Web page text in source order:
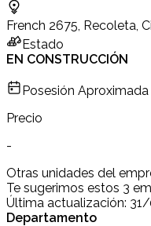
French 2675, Recoleta,
Estado
EN CONSTRUCCIÓN
Posesión Aproximada
Precio
-
Otras unidades del
Te sugerimos estos 3
Última actualización:
Departamento